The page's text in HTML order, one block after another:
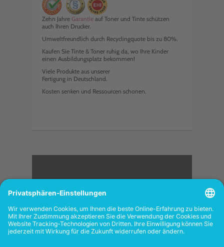
Zehn Jahre Garantie auf Toner und Tinte schützen
auch Ihren Drucker.
Umweltfreundlich durch Recyclingquote bis zu 80%.
Kaufen Sie Tinte & Toner ruhig da, wo Ihre Kinder
einen Ausbildungsplatz bekommen!
Viele Produkte aus unserer
Fertigung in Deutschland.
Kosten senken und Ressourcen schonen.
<
FOLGEN SIE UNS